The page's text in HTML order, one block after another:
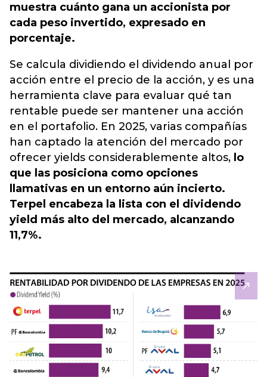
muestra cuánto gana un accionista por
cada peso invertido, expresado en
porcentaje.
Se calcula dividiendo el dividendo anual por
acción entre el precio de la acción, y es una
herramienta clave para evaluar qué tan
rentable puede ser mantener una acción
en el portafolio. En 2025, varias compañías
han captado la atención del mercado por
ofrecer yields considerablemente altos, lo
que las posiciona como opciones
llamativas en un entorno aún incierto.
Terpel encabeza la lista con el dividendo
yield más alto del mercado, alcanzando
11,7%.